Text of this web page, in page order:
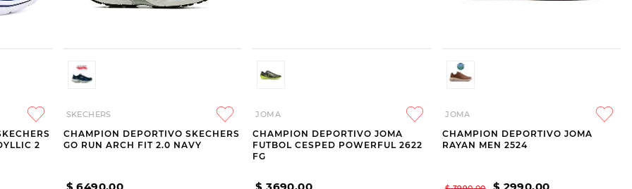
2
SKECHERS
CHAMPION DEPORTIVO SKECHERS
GO RUN ARCH FIT 2.0 NAVY
JOMA
CHAMPION DEPORTIVO JOMA
FUTBOL CESPED POWERFUL 2622
FG
JOMA
CHAMPION DEPORTIVO JOMA
RAYAN MEN 2524